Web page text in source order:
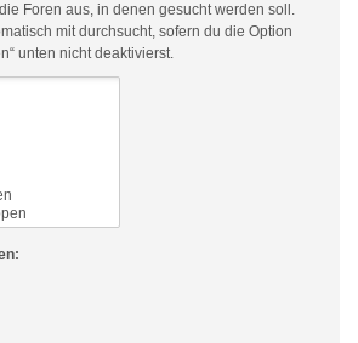
Foren aus, in denen gesucht werden soll.
mit durchsucht, sofern du die Option
unten nicht deaktivierst.